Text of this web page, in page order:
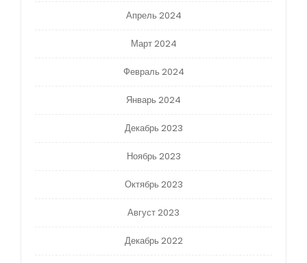
Апрель 2024
Март 2024
Февраль 2024
Январь 2024
Декабрь 2023
Ноябрь 2023
Октябрь 2023
Август 2023
Декабрь 2022